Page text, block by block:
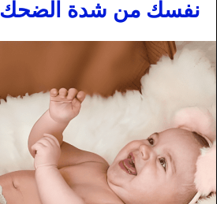
نفسك من شدة الضحك